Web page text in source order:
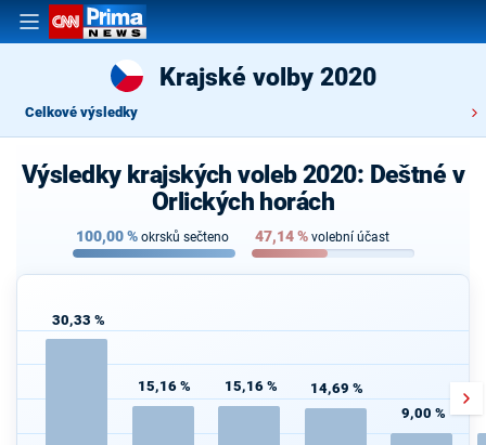
Krajské volby 2020
Celkové výsledky
Výsledky krajských voleb 2020: Deštné v
Orlických horách
100,00% okrsků sečteno 47,14% volební účast
30,33 %
15,16 % 15,16 % 14,69 %
9,00 %